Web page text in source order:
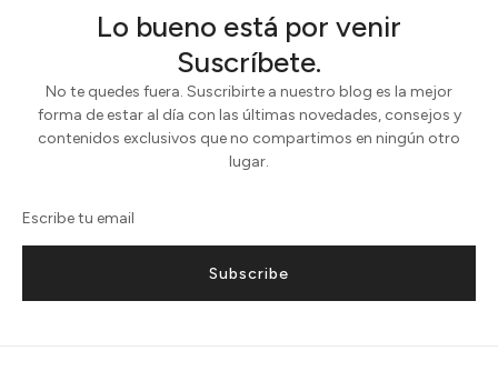
Lo bueno está por venir
Suscríbete.
No te quedes fuera. Suscribirte a nuestro blog es la mejor
forma de estar al día con las últimas novedades, consejos y
contenidos exclusivos que no compartimos en ningún otro
lugar.
Subscribe